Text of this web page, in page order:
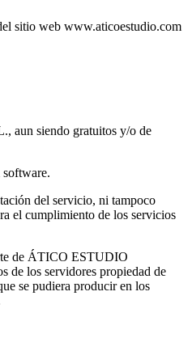
sitio web www.aticoestudio.com
aun siendo gratuitos y/o de
del servicio, ni tampoco
el cumplimiento de los servicios
de ÁTICO ESTUDIO
de los servidores propiedad de
se pudiera producir en los